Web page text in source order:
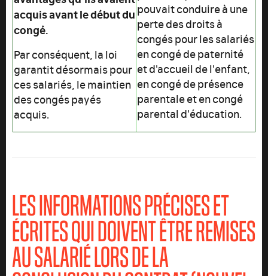
acquis avant le début du
congé.
Par conséquent, la loi
garantit désormais pour
ces salariés, le maintien
des congés payés
acquis.
pouvait conduire à une
perte des droits à
congés pour les salariés
en congé de paternité
et d'accueil de l'enfant,
en congé de présence
parentale et en congé
parental d'éducation.
LES INFORMATIONS PRÉCISES ET
ÉCRITES QUI DOIVENT ÊTRE REMISES
AU SALARIÉ LORS DE LA